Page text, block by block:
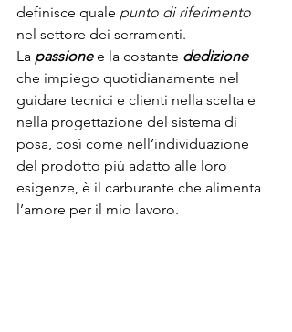
definisce quale punto di riferimento
nel settore dei serramenti.
La passione e la costante dedizione
che impiego quotidianamente nel
guidare tecnici e clienti nella scelta e
nella progettazione del sistema di
posa, così come nell’individuazione
del prodotto più adatto alle loro
esigenze, è il carburante che alimenta
l’amore per il mio lavoro.